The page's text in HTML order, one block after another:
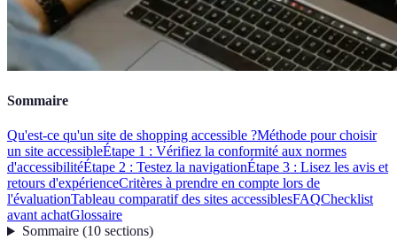
Sommaire
Qu'est-ce qu'un site de shopping accessible ?Méthode pour choisir
un site accessibleÉtape 1 : Vérifiez la conformité aux normes
d'accessibilitéÉtape 2 : Testez la navigationÉtape 3 : Lisez les avis et
retours d'expérienceCritères à prendre en compte lors de
l'évaluationTableau comparatif des sites accessiblesFAQChecklist
avant achatGlossaire
Sommaire(10 sections)